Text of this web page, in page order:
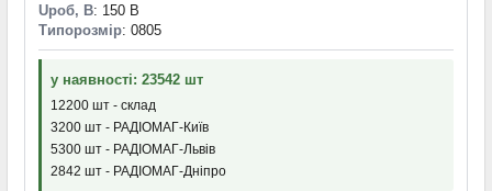
Uроб, В: 150 В
Типорозмір: 0805
у наявності: 23542 шт
12200 шт - склад
3200 шт - РАДІОМАГ-Київ
5300 шт - РАДІОМАГ-Львів
2842 шт - РАДІОМАГ-Дніпро